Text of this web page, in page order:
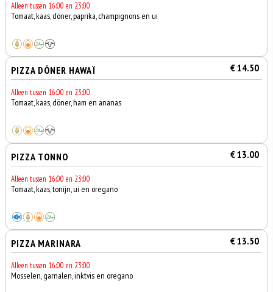
Alleen tussen 16:00 en 23:00
Tomaat, kaas, döner, paprika, champignons en ui
PIZZA DÖNER HAWAÏ € 14.50
Alleen tussen 16:00 en 23:00
Tomaat, kaas, döner, ham en ananas
PIZZA TONNO € 13.00
Alleen tussen 16:00 en 23:00
Tomaat, kaas, tonijn, ui en oregano
PIZZA MARINARA € 13.50
Alleen tussen 16:00 en 23:00
Mosselen, garnalen, inktvis en oregano